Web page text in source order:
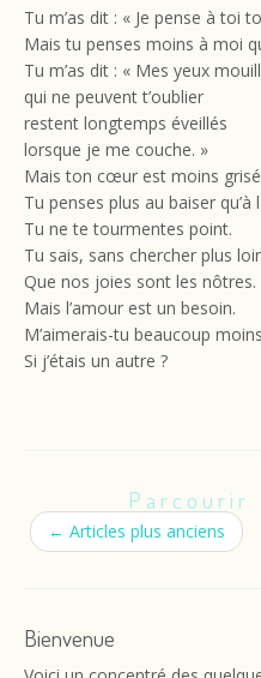
Tu m’as dit : « Je pense à toi
Mais tu penses moins à moi
Tu m’as dit : « Mes yeux
qui ne peuvent t’oublier
restent longtemps éveillés
lorsque je me couche. »
Mais ton cœur est moins grisé
Tu penses plus au baiser qu’à
Tu ne te tourmentes point.
Tu sais, sans chercher plus
Que nos joies sont les nôtres.
Mais l’amour est un besoin.
M’aimerais-tu beaucoup moins
Si j’étais un autre ?
Parcourir
← Articles plus anciens
Bienvenue